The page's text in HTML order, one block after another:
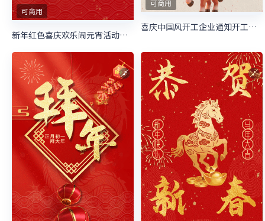
可商用
新年红色喜庆欢乐闹元宵活动邀请
可商用
喜庆中国风开工企业通知开工大吉